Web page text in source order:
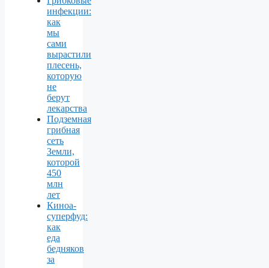
инфекции:
как
мы
сами
вырастили
плесень,
которую
не
берут
лекарства
Подземная
грибная
сеть
Земли,
которой
450
млн
лет
Киноа-
суперфуд:
как
еда
бедняков
за